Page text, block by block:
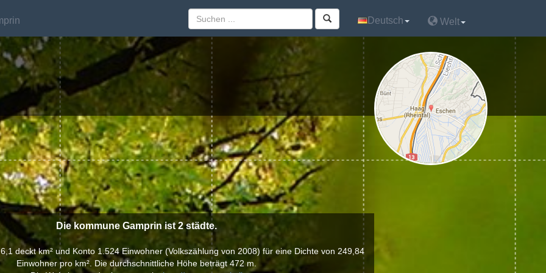
Deutsch Welt
Die kommune Gamprin ist 2 städte.
deckt km² und Konto 1.524 Einwohner (Volkszählung von 2008) für eine Dichte von 249,84
Einwohner pro km². Die durchschnittliche Höhe beträgt 472 m.
Deutsch Welt